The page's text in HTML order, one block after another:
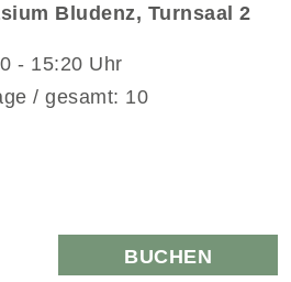
Bludenz, Turnsaal 2
- 15:20 Uhr
/ gesamt: 10
BUCHEN